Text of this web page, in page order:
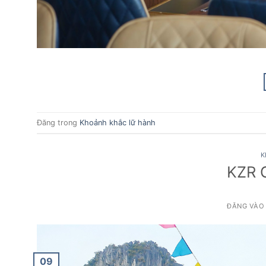
Đăng trong Khoảnh khắc lữ hành
KZR
ĐĂNG
09